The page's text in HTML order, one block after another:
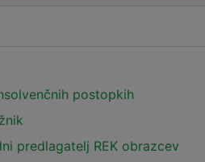
postopkih
predlagatelj REK obrazcev